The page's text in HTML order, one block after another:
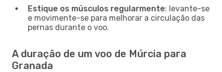
Estique os músculos regularmente: levante-se
e movimente-se para melhorar a circulação das
pernas durante o voo.
A duração de um voo de Múrcia para
Granada